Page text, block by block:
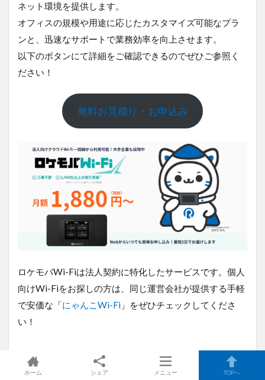
ネット環境を提供します。
オフィスの規模や用途に応じたカスタマイズ可能なプラ
ンと、迅速なサポートで業務効率を向上させます。
以下のボタンにて詳細をご確認できるのでぜひご参照く
ださい！
無料お見積り・お申込み
ロケモバWi-Fiは法人契約に特化したサービスです。個人
向けWi-Fiをお探しの方は、同じ運営会社が提供する手軽
で安価な「にゃんこWi-Fi 」をぜひチェックしてくださ
い！
まとめ：Wi-Fiの便利さと安全を両
ホーム シェア メニュー TOPへ